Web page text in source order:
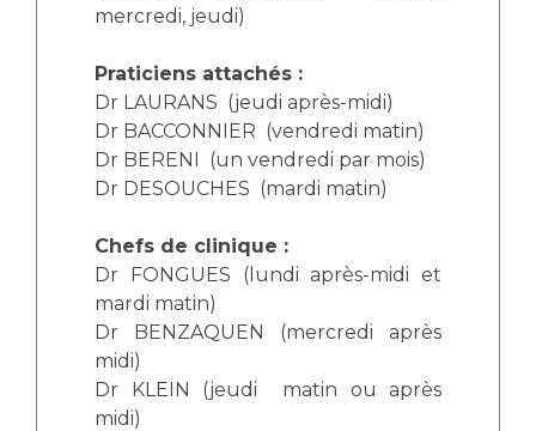
Handi 13
Pôle Médecine Physique et Réadaptation
Accueil sourds et malentendants
Charte Romain Jacob
Mouvement Parcours Handicap 13
Activité physique
Cancer
Professionnels de santé
Réseaux de soins
Adresser un examen au Laboratoire de Biologie
Médicale
Radiologie / Imagerie
Cancérologie
Les pôles d'activité médicale
mercredi, jeudi)
Praticiens attachés :
Dr LAURANS (jeudi après-midi)
Dr BACCONNIER (vendredi matin)
Dr BERENI (un vendredi par mois)
Dr DESOUCHES (mardi matin)
Chefs de clinique :
Dr FONGUES (lundi après-midi et
mardi matin)
Dr BENZAQUEN (mercredi après
midi)
Dr KLEIN (jeudi matin ou après
midi)